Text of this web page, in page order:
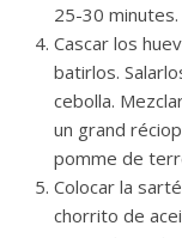
25-30 minutes.
Cascar los
batirlos.
cebolla.
un grand
pomme de
Colocar la
chorrito de